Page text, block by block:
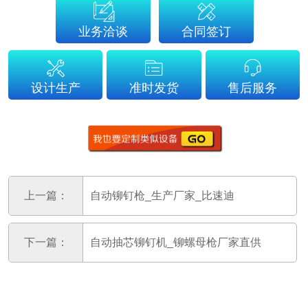
业务洽谈 合同签订
设计生产 准时发货 售后服务
上一篇： 自动铆钉枪_生产厂家_比速迪
下一篇： 自动抽芯铆钉机_铆螺母枪厂家直供